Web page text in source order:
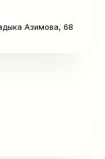
Азимова, 68